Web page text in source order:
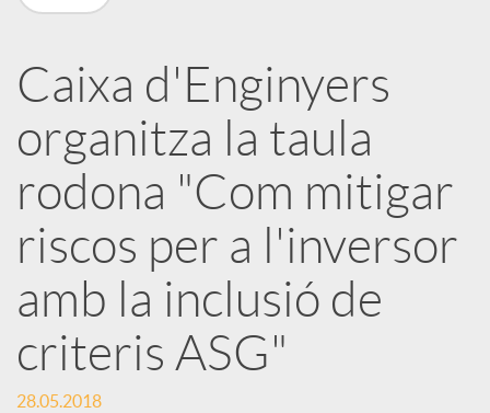
a
r
x
e
s
S
Caixa d'Enginyers
organitza la taula
rodona "Com mitigar
riscos per a l'inversor
amb la inclusió de
criteris ASG"
28.05.2018